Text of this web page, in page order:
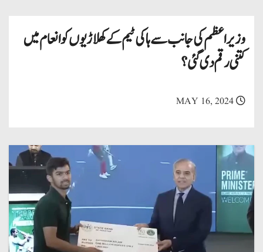
وزیر اعظم کی جانب سے ہاکی ٹیم کے کھلاڑیوں کو انعام میں
کتنی رقم دی گئی؟
MAY 16, 2024